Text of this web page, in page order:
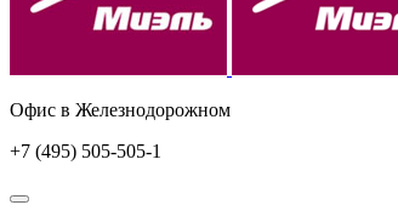
Офис в Железнодорожном
+7 (495) 505-505-1